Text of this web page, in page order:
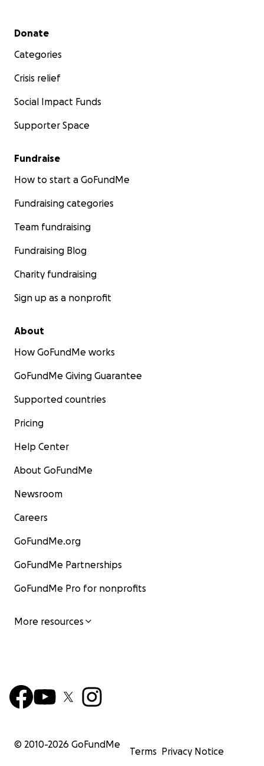
Secondary menu
Donate
Categories
Crisis relief
Social Impact Funds
Supporter Space
Fundraise
How to start a GoFundMe
Fundraising categories
Team fundraising
Fundraising Blog
Charity fundraising
Sign up as a nonprofit
About
How GoFundMe works
GoFundMe Giving Guarantee
Supported countries
Pricing
Help Center
About GoFundMe
Newsroom
Careers
GoFundMe.org
GoFundMe Partnerships
GoFundMe Pro for nonprofits
More resources
© 2010-2026 GoFundMe
Terms Privacy Notice